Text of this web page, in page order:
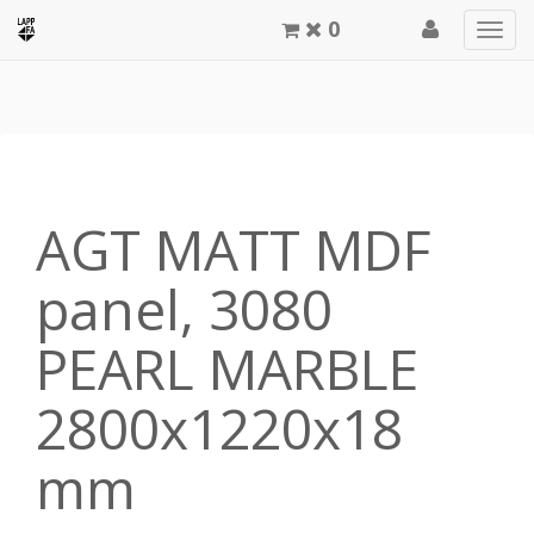
0
AGT MATT MDF
panel, 3080
PEARL MARBLE
2800x1220x18
mm